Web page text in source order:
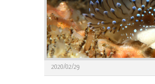
2020/02/29